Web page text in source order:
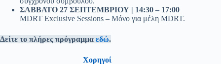
ΣΑΒΒΑΤΟ 27 ΣΕΠΤΕΜΒΡΙΟΥ | 14:30 – 17:00
MDRT Exclusive Sessions – Μόνο για μέλη MDRT.
Δείτε το πλήρες πρόγραμμα εδώ.
Χορηγοί